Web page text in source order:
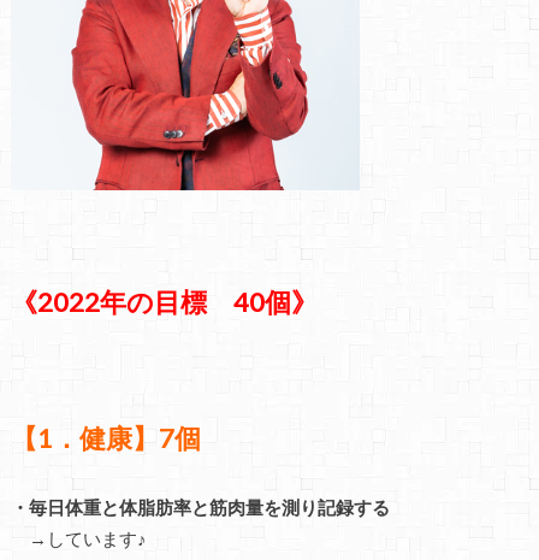
《2022年の目標 40個》
【1．健康】7個
・毎日体重と体脂肪率と筋肉量を測り記録する
→しています♪